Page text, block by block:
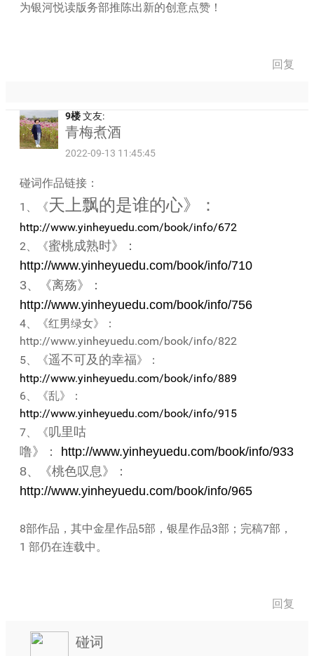
为银河悦读版务部推陈出新的创意点赞！
回复
9楼文友:
青梅煮酒
2022-09-13 11:45:45
碰词作品链接：
1、《天上飘的是谁的心》：
http://www.yinheyuedu.com/book/info/672
2、《蜜桃成熟时》：
http://www.yinheyuedu.com/book/info/710
3、《离殇》：
http://www.yinheyuedu.com/book/info/756
4、《红男绿女》：
http://www.yinheyuedu.com/book/info/822
5、《遥不可及的幸福》：
http://www.yinheyuedu.com/book/info/889
6、《乱》：
http://www.yinheyuedu.com/book/info/915
7、《叽里咕
噜》： http://www.yinheyuedu.com/book/info/933
8、《桃色叹息》：
http://www.yinheyuedu.com/book/info/965
8部作品，其中金星作品5部，银星作品3部；完稿7部，
1 部仍在连载中。
回复
碰词